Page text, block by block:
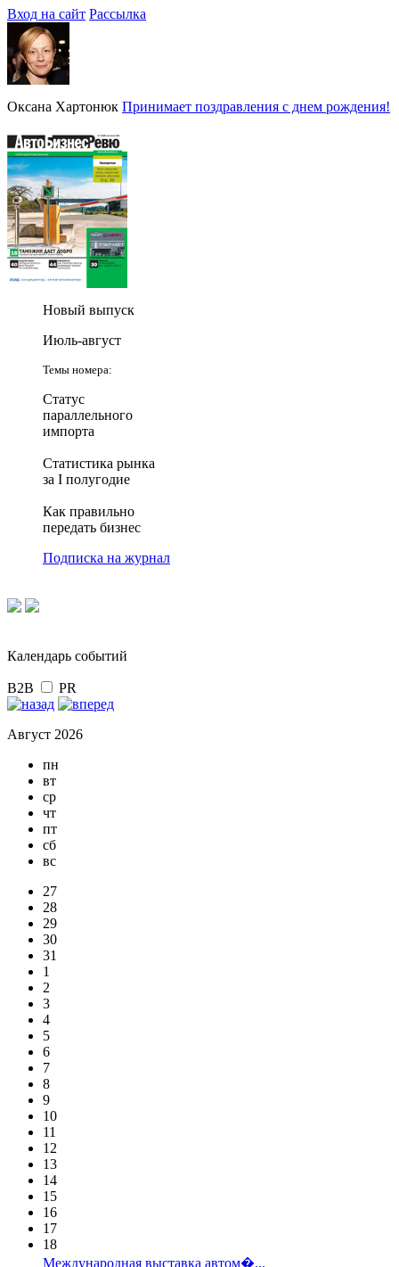
Вход на сайт Рассылка
Оксана Хартонюк Принимает поздравления с днем рождения!
Новый выпуск
Июль-август
Темы номера:
Статус
параллельного
импорта
Статистика рынка
за I полугодие
Как правильно
передать бизнес
Подписка на журнал
Календарь событий
B2B PR
Август 2026
пн
вт
ср
чт
пт
сб
вс
27
28
29
30
31
1
2
3
4
5
6
7
8
9
10
11
12
13
14
15
16
17
18
Международная выставка автом�...